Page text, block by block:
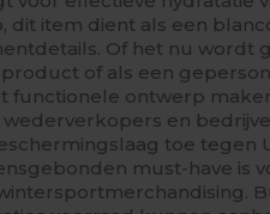
item dient als een
Of het nu wordt
of als een
functionele ontwerp
en
toe tegen
must-have is